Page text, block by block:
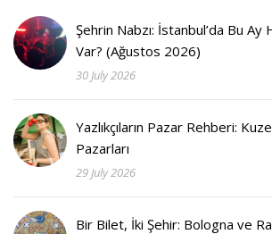
Şehrin Nabzı: İstanbul’da Bu Ay
Var? (Ağustos 2026)
30 July 2026
Yazlıkçıların Pazar Rehberi:
Pazarları
29 July 2026
Bir Bilet, İki Şehir: Bologna ve